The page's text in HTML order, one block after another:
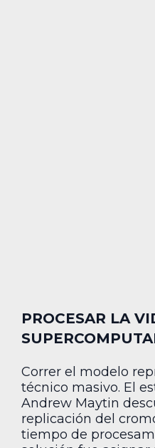
PROCESAR LA
Correr el modelo
técnico masivo. El
Andrew Maytin
replicación del
tiempo de